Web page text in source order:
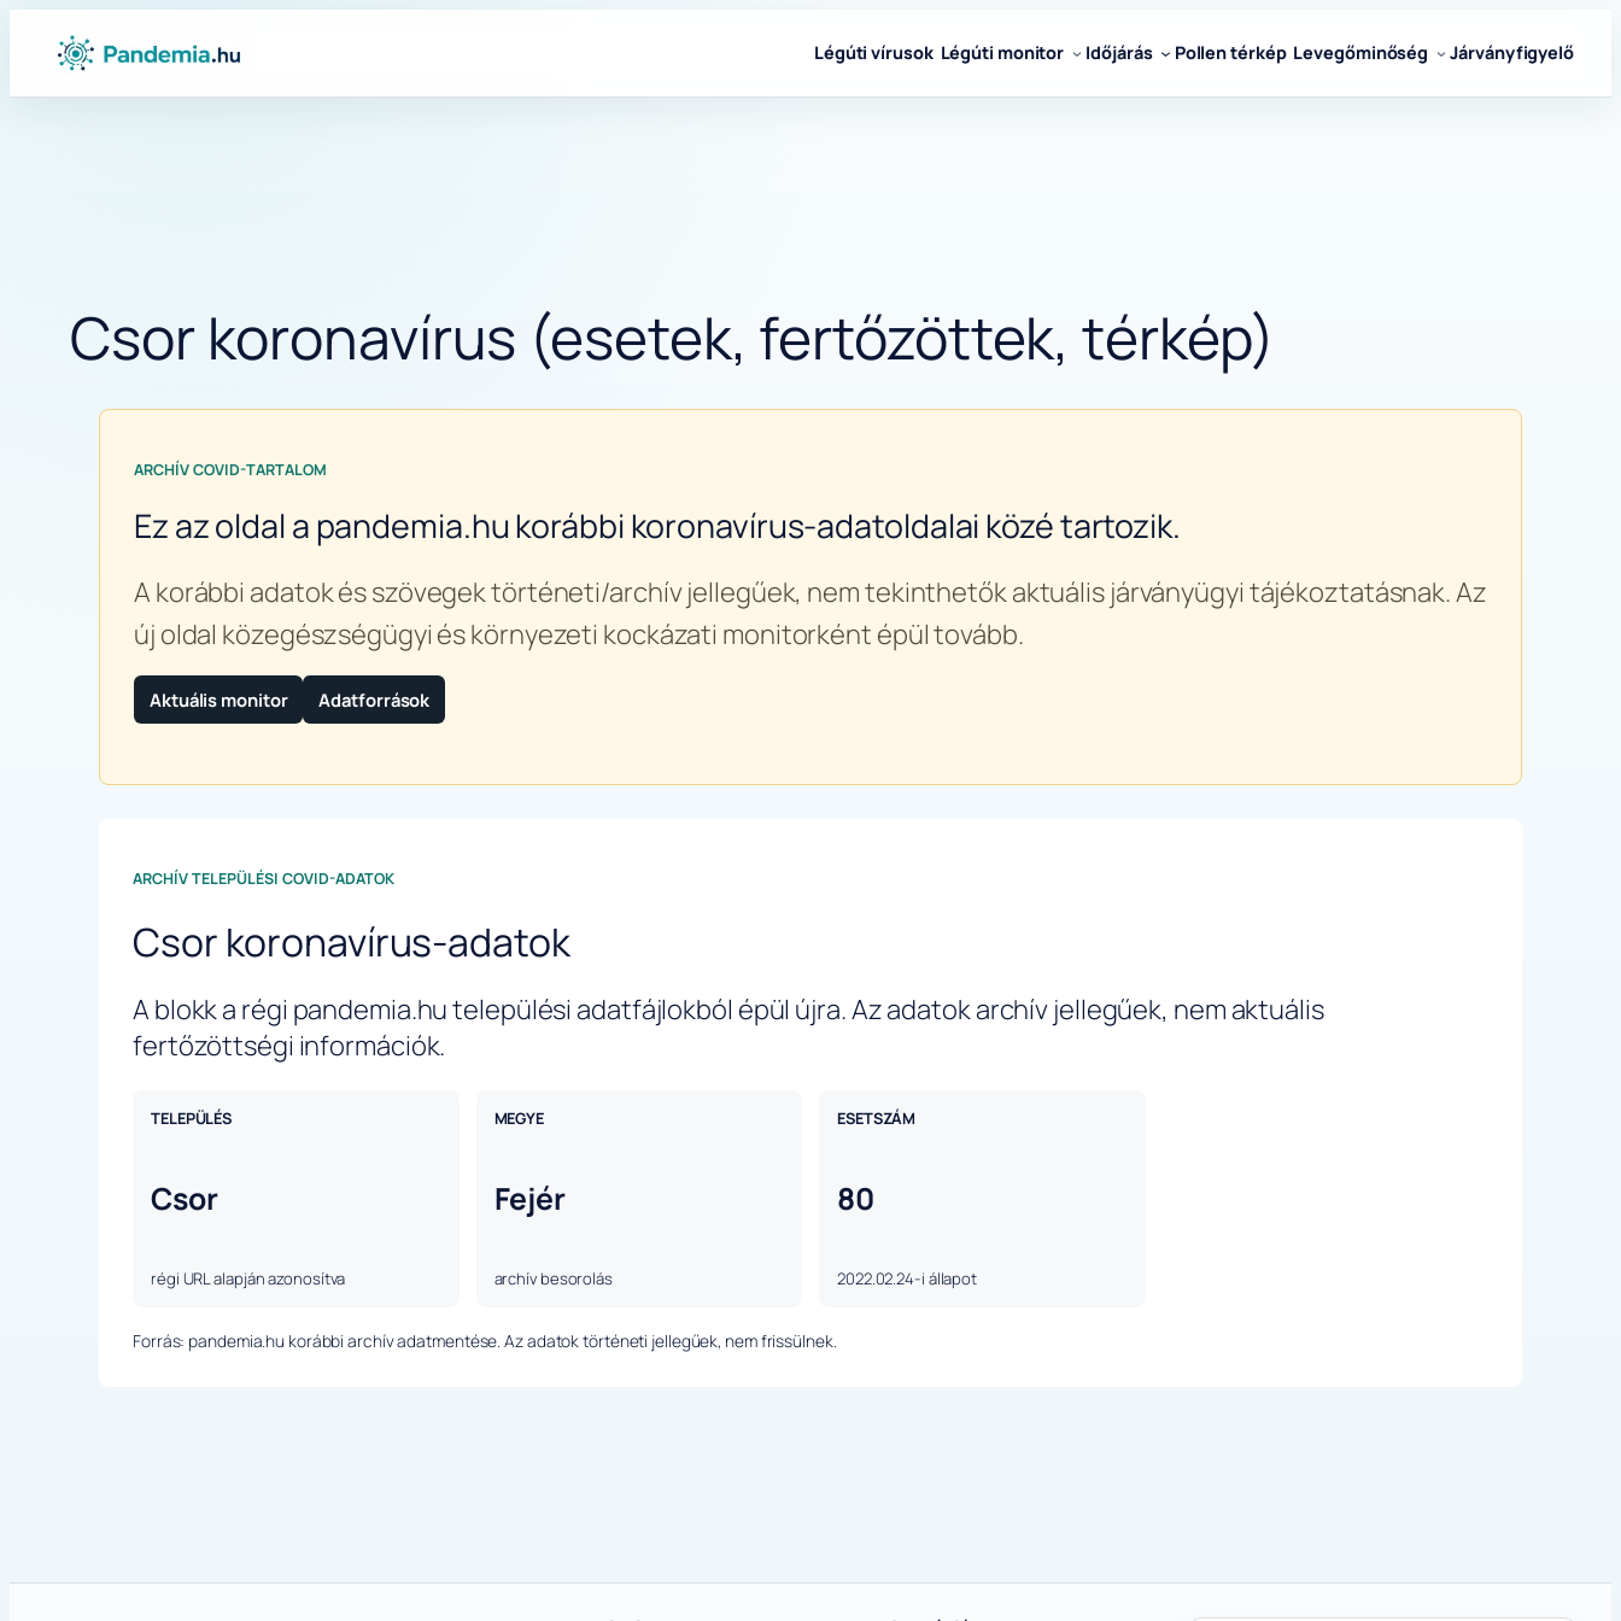
Ugrás
tartalomhoz
Légúti vírusok Légúti monitor Időjárás Pollen térkép Levegőminőség Járványfigyelő
Csor koronavírus (esetek, fertőzöttek, térkép)
ARCHÍV COVID-TARTALOM
Ez az oldal a pandemia.hu korábbi koronavírus-adatoldalai közé tartozik.
A korábbi adatok és szövegek történeti/archív jellegűek, nem tekinthetők aktuális járványügyi tájékoztatásnak. Az
új oldal közegészségügyi és környezeti kockázati monitorként épül tovább.
Aktuális monitor Adatforrások
ARCHÍV TELEPÜLÉSI COVID-ADATOK
Csor koronavírus-adatok
A blokk a régi pandemia.hu települési adatfájlokból épül újra. Az adatok archív jellegűek, nem aktuális
fertőzöttségi információk.
TELEPÜLÉS
Csor
régi URL alapján azonosítva
MEGYE
Fejér
archív besorolás
ESETSZÁM
80
2022.02.24-i állapot
Forrás: pandemia.hu korábbi archív adatmentése. Az adatok történeti jellegűek, nem frissülnek.